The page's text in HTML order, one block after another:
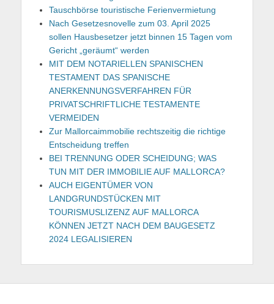
Tauschbörse touristische Ferienvermietung
Nach Gesetzesnovelle zum 03. April 2025
sollen Hausbesetzer jetzt binnen 15 Tagen vom
Gericht „geräumt“ werden
MIT DEM NOTARIELLEN SPANISCHEN
TESTAMENT DAS SPANISCHE
ANERKENNUNGSVERFAHREN FÜR
PRIVATSCHRIFTLICHE TESTAMENTE
VERMEIDEN
Zur Mallorcaimmobilie rechtszeitig die richtige
Entscheidung treffen
BEI TRENNUNG ODER SCHEIDUNG; WAS
TUN MIT DER IMMOBILIE AUF MALLORCA?
AUCH EIGENTÜMER VON
LANDGRUNDSTÜCKEN MIT
TOURISMUSLIZENZ AUF MALLORCA
KÖNNEN JETZT NACH DEM BAUGESETZ
2024 LEGALISIEREN